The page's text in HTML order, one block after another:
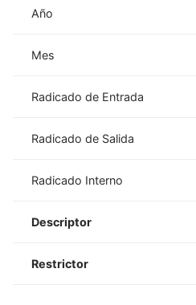
Año
Mes
Radicado de Entrada
Radicado de Salida
Radicado Interno
Descriptor
Restrictor